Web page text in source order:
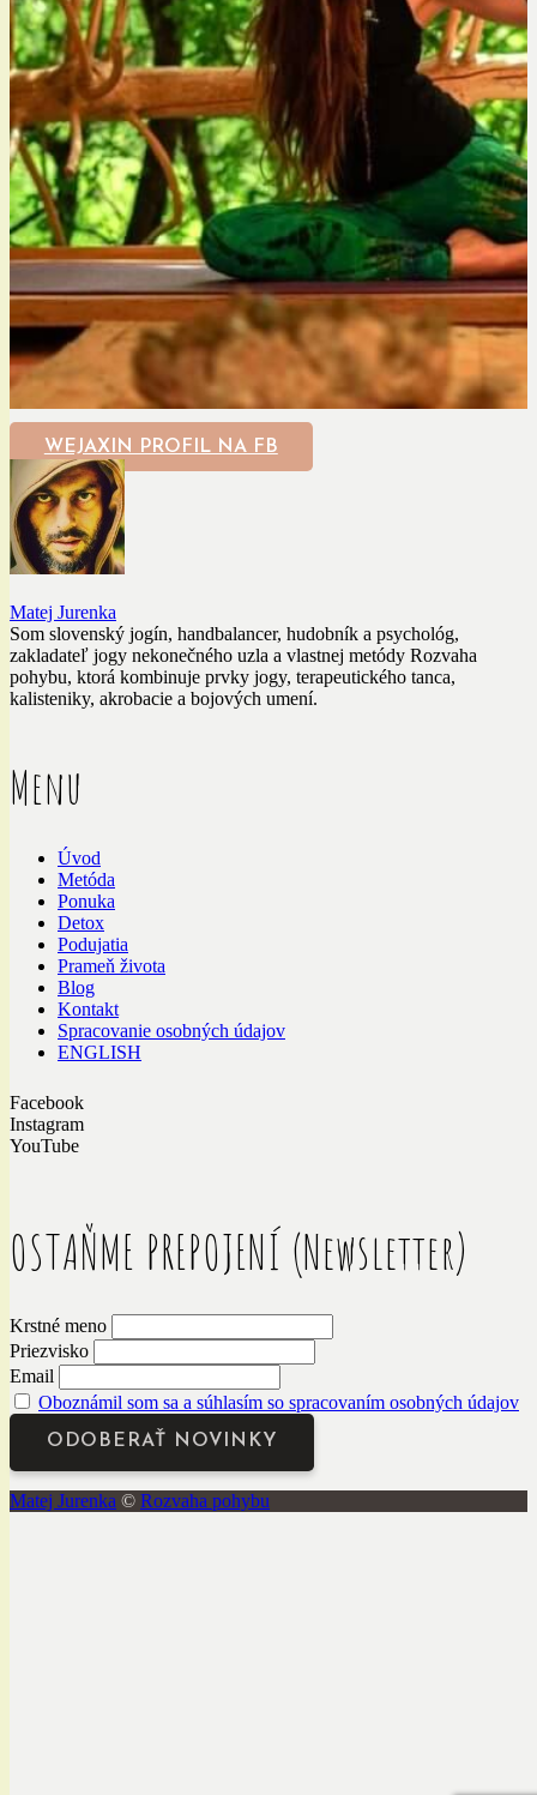
WEJAXIN PROFIL NA FB
Matej Jurenka
Som slovenský jogín, handbalancer, hudobník a psychológ,
zakladateľ jogy nekonečného uzla a vlastnej metódy Rozvaha
pohybu, ktorá kombinuje prvky jogy, terapeutického tanca,
kalisteniky, akrobacie a bojových umení.
Menu
Úvod
Metóda
Ponuka
Detox
Podujatia
Prameň života
Blog
Kontakt
Spracovanie osobných údajov
ENGLISH
Facebook
Instagram
YouTube
OSTAŇME PREPOJENÍ (Newsletter)
Krstné meno
Priezvisko
Email
Oboznámil som sa a súhlasím so spracovaním osobných údajov
Matej Jurenka © Rozvaha pohybu